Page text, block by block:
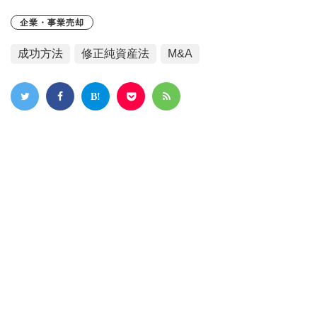
企業・事業売却
成功方法 修正純資産法 M&A